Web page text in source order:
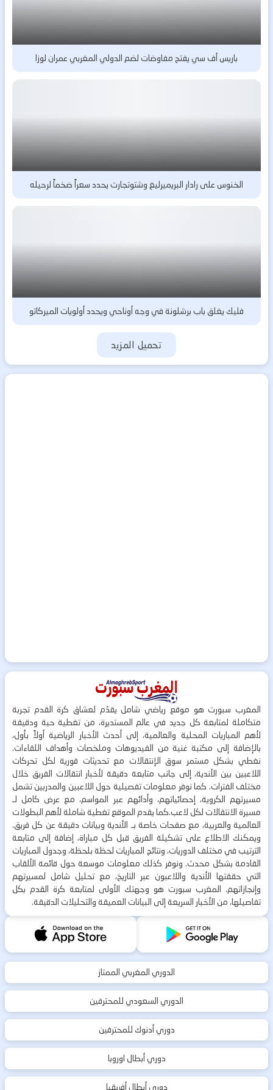
باريس أف سي يفتح مفاوضات لضم الدولي المغربي عمران لوزا
الخنوس على رادار البريميرليغ وشتوتجارت يحدد سعراً ضخماً لرحيله
فليك يغلق باب برشلونة في وجه أوناحي ويحدد أولويات الميركاتو
تحميل المزيد
المغرب سبورت هو موقع رياضي شامل يقدّم لعشاق كرة القدم تجربة
متكاملة لمتابعة كل جديد في عالم المستديرة، من تغطية حية ودقيقة
لأهم المباريات المحلية والعالمية، إلى أحدث الأخبار الرياضية أولاً بأول،
بالإضافة إلى مكتبة غنية من الفيديوهات وملخصات وأهداف اللقاءات.
نغطي بشكل مستمر سوق الإنتقالات مع تحديثات فورية لكل تحركات
اللاعبين بين الأندية، إلى جانب متابعة دقيقة لأخبار انتقالات الفريق خلال
مختلف الفترات. كما نوفر معلومات تفصيلية حول اللاعبين والمدربين تشمل
مسيرتهم الكروية، إحصائياتهم، وأدائهم عبر المواسم، مع عرض كامل لـ
مسيرة الانتقالات لكل لاعب.كما يقدم الموقع تغطية شاملة لأهم البطولات
العالمية والعربية، مع صفحات خاصة بـ الأندية وبيانات دقيقة عن كل فريق.
ويمكنك الاطلاع على تشكيلة الفريق قبل كل مباراة، إضافة إلى متابعة
الترتيب في مختلف الدوريات، ونتائج المباريات لحظة بلحظة، وجدول المباريات
القادمة بشكل محدث. ونوفر كذلك معلومات موسعة حول قائمة الألقاب
التي حققتها الأندية واللاعبون عبر التاريخ، مع تحليل شامل لمسيرتهم
وإنجازاتهم. المغرب سبورت هو وجهتك الأولى لمتابعة كرة القدم بكل
تفاصيلها، من الأخبار السريعة إلى البيانات العميقة والتحليلات الدقيقة.
الدوري المغربي الممتاز
الدوري السعودي للمحترفين
دوري أدنوك للمحترفين
دوري أبطال اوروبا
دوري أبطال أفريقيا